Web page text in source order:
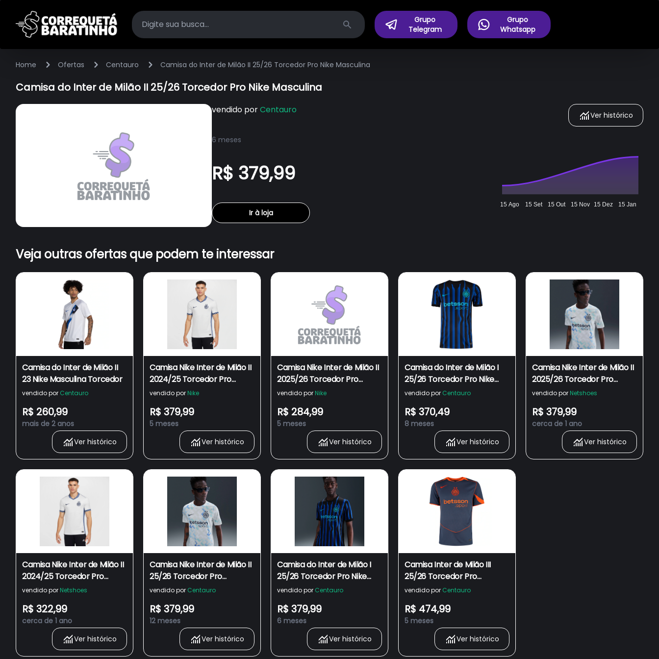
Search
Grupo
Telegram
Grupo
Whatsapp
Home Ofertas Centauro Camisa do Inter de Milão II 25/26 Torcedor Pro Nike Masculina
Camisa do Inter de Milão II 25/26 Torcedor Pro Nike Masculina
vendido porCentauro
6 meses
R$ 379,99
Ir à loja
Ver histórico
15 Ago 15 Set 15 Out 15 Nov 15 Dez 15 Jan
Veja outras ofertas que podem te interessar
Camisa do Inter de Milão II
23 Nike Masculina Torcedor
vendido por Centauro
R$ 260,99
mais de 2 anos
Ver histórico
Camisa Nike Inter de Milão II
2024/25 Torcedor Pro
Masculina
vendido por Nike
R$ 379,99
5 meses
Ver histórico
Camisa Nike Inter de Milão II
2025/26 Torcedor Pro
Masculina
vendido por Nike
R$ 284,99
5 meses
Ver histórico
Camisa do Inter de Milão I
25/26 Torcedor Pro Nike
Masculina
vendido por Centauro
R$ 370,49
8 meses
Ver histórico
Camisa Nike Inter de Milão II
2025/26 Torcedor Pro
Masculina
vendido por Netshoes
R$ 379,99
cerca de 1 ano
Ver histórico
Camisa Nike Inter de Milão II
2024/25 Torcedor Pro
Masculina
vendido por Netshoes
R$ 322,99
cerca de 1 ano
Ver histórico
Camisa Nike Inter de Milão II
25/26 Torcedor Pro
Masculina
vendido por Centauro
R$ 379,99
12 meses
Ver histórico
Camisa do Inter de Milão I
25/26 Torcedor Pro Nike
Masculina
vendido por Centauro
R$ 379,99
6 meses
Ver histórico
Camisa Inter de Milão III
25/26 Torcedor Pro
Masculina
vendido por Centauro
R$ 474,99
5 meses
Ver histórico